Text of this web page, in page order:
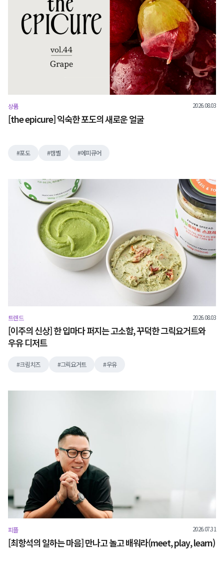
상품 2026.08.03
[the epicure] 익숙한 포도의 새로운 얼굴
포도 캠벨 에피큐어
트렌드 2026.08.03
[이주의 신상] 한 입마다 퍼지는 고소함, 꾸덕한 그릭요거트와
우유 디저트
크림치즈 그릭요거트 우유
피플 2026.07.31
[최항석의 일하는 마음] 만나고 놀고 배워라(meet, play, learn)